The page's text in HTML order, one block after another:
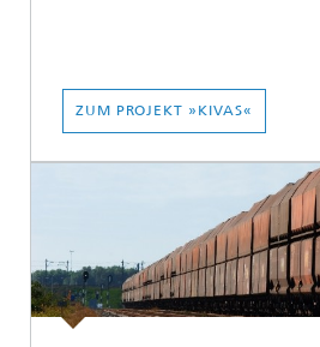
ZUM PROJEKT »KIVAS«